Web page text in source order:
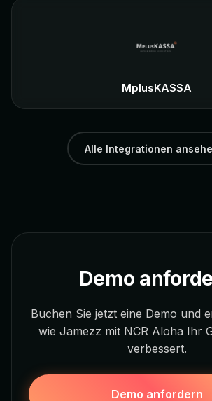
MplusKASSA
Alle Integrationen
Demo
Buchen Sie jetzt eine Demo und
wie Jamezz mit NCR Aloha Ihr
verbessert.
Demo anfordern